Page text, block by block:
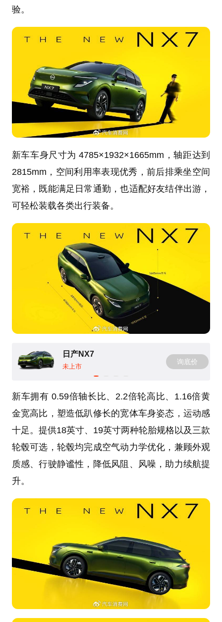
验。
新车车身尺寸为 4785×1932×1665mm，轴距达到
2815mm，空间利用率表现优秀，前后排乘坐空间
宽裕，既能满足日常通勤，也适配好友结伴出游，
可轻松装载各类出行装备。
日产NX7
未上市
询底价
新车拥有 0.59倍轴长比、2.2倍轮高比、1.16倍黄
金宽高比，塑造低趴修长的宽体车身姿态，运动感
十足。提供18英寸、19英寸两种轮胎规格以及三款
轮毂可选，轮毂均完成空气动力学优化，兼顾外观
质感、行驶静谧性，降低风阻、风噪，助力续航提
升。